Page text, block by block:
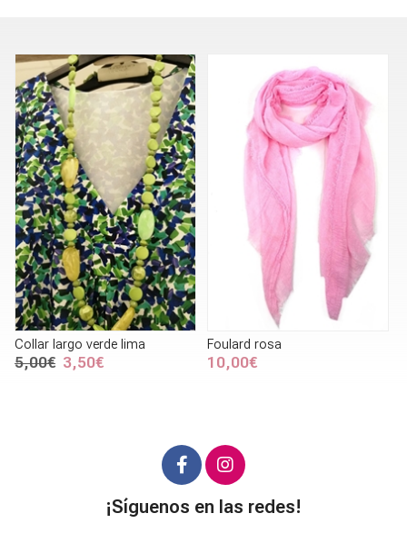
Collar largo verde lima
5,00€ 3,50€
Foulard rosa
10,00€
¡Síguenos en las redes!